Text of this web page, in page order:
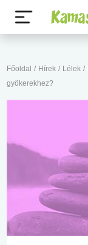
Főoldal / Hírek / Lélek /
gyökerekhez?